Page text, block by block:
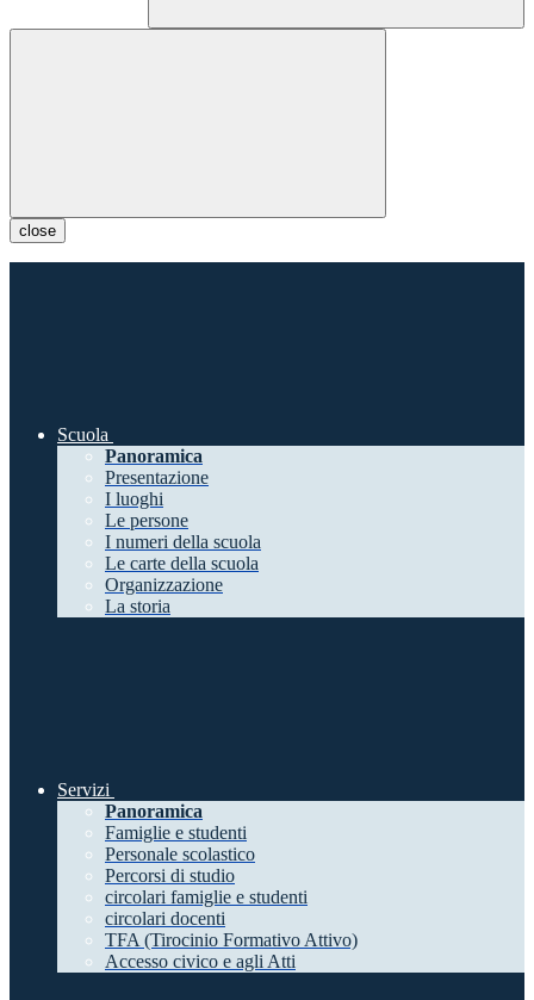
close
Scuola
Panoramica
Presentazione
I luoghi
Le persone
I numeri della scuola
Le carte della scuola
Organizzazione
La storia
Servizi
Panoramica
Famiglie e studenti
Personale scolastico
Percorsi di studio
circolari famiglie e studenti
circolari docenti
TFA (Tirocinio Formativo Attivo)
Accesso civico e agli Atti